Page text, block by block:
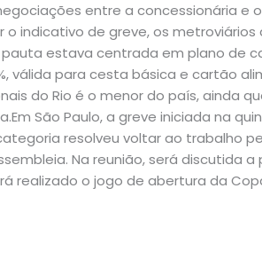
entre a concessionária e
indicativo de greve, os metroviários
estava centrada em plano de
válida para cesta básica e cartão
do Rio é o menor do país, ainda
São Paulo, a greve iniciada na
resolveu voltar ao trabalho
Na reunião, será discutida a
realizado o jogo de abertura da